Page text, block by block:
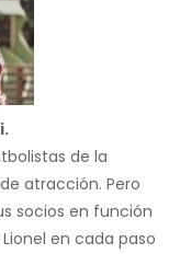
de la
atracción. Pero
socios en función
en cada paso